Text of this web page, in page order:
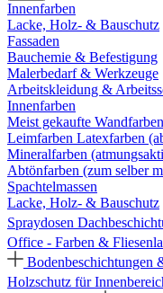
Innenfarben
Lacke, Holz- & Bauschutz
Fassaden
Bauchemie & Befestigung
Malerbedarf & Werkzeuge
Arbeitskleidung &
Innenfarben
Meist gekaufte Wandfarben
Leimfarben Latexfarben
Mineralfarben
Abtönfarben (zum selber
Spachtelmassen
Lacke, Holz- & Bauschutz
Spraydosen
Office - Farben &
Bodenbeschichtungen
Holzschutz für